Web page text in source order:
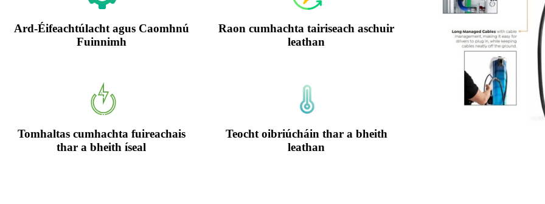
Ard-Éifeachtúlacht agus Caomhnú
Fuinnimh
Raon cumhachta tairiseach aschuir
leathan
Tomhaltas cumhachta fuireachais
thar a bheith íseal
Teocht oibriúcháin thar a bheith
leathan